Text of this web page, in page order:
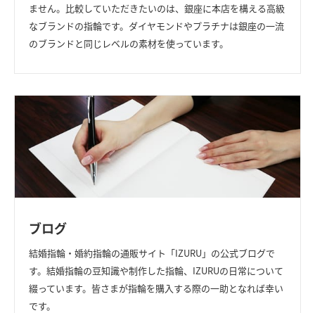
ません。 比較していただきたいのは、銀座に本店を構える高級
なブランドの指輪です。 ダイヤモンドやプラチナは銀座の一流
のブランドと同じレベルの素材を使っています。
ブログ
結婚指輪・婚約指輪の通販サイト「IZURU」の公式ブログで
す。 結婚指輪の豆知識や制作した指輪、IZURUの日常について
綴っています。 皆さまが指輪を購入する際の一助となれば幸い
です。